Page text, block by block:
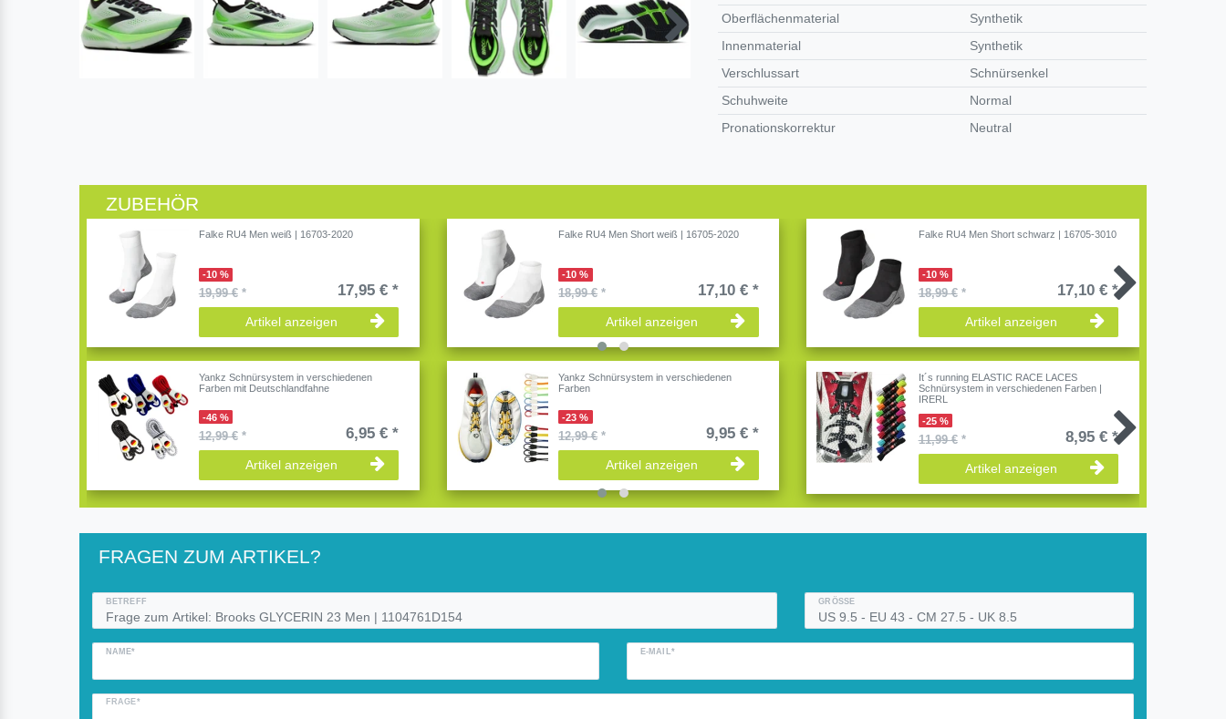
Oberflächenmaterial
Synthetik
Innenmaterial
Synthetik
Verschlussart
Schnürsenkel
Schuhweite
Normal
Pronationskorrektur
Neutral
ZUBEHÖR
Falke RU4 Men weiß | 16703-2020
-10 %
19,99 €* 17,95 € *
Artikel anzeigen
Falke RU4 Men Short weiß | 16705-2020
-10 %
18,99 € * 17,10 € *
Artikel anzeigen
Falke RU4 Men Short schwarz | 16705-3010
-10 %
18,99 €* 17,10 € *
Artikel anzeigen
Yankz Schnürsystem in verschiedenen
Farben mit Deutschlandfahne
-46 %
12,99 €* 6,95 € *
Artikel anzeigen
Yankz Schnürsystem in verschiedenen
Farben
-23 %
12,99 € * 9,95 € *
Artikel anzeigen
It´s running ELASTIC RACE LACES
Schnürsystem in verschiedenen Farben |
IRERL
-25 %
11,99 €* 8,95 € *
Artikel anzeigen
FRAGEN ZUM ARTIKEL?
BETREFF GRÖSSE
NAME* E-MAIL*
FRAGE*